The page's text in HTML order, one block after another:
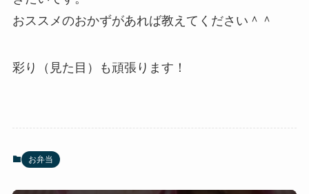
おススメのおかずがあれば教えてください＾＾
彩り（見た目）も頑張ります！
お弁当